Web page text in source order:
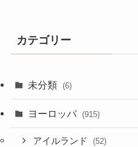
カテゴリー
未分類 (6)
ヨーロッパ (915)
アイルランド (52)